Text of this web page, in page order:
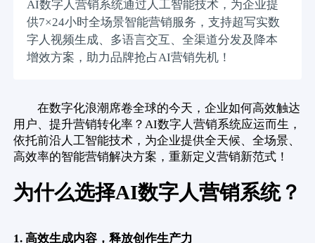
AI数字人营销系统通过人工智能技术，为企业提
供7×24小时全场景智能营销服务，支持超写实数
字人视频生成、多语言交互、全渠道分发及降本
增效方案，助力品牌抢占AI营销先机！
在数字化浪潮席卷全球的今天，企业如何高效触达
用户、提升营销转化率？AI数字人营销系统应运而生，
依托前沿人工智能技术，为企业提供全天候、全场景、
高效率的智能营销解决方案，重新定义营销新范式！
为什么选择AI数字人营销系统？
1. 高效生成内容，释放创作生产力